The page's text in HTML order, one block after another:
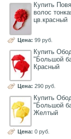
Купить
волос
цв.красный
Цена: 99 руб.
Купить
"Большой
Красный
Цена: 290 руб.
Купить
"Большой
Желтый
Цена: 0 руб.